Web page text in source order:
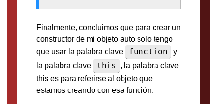
Finalmente, concluimos que para crear un
constructor de mi objeto auto solo tengo
que usar la palabra clave
function
y
la palabra clave
this
, la palabra clave
this es para referirse al objeto que
estamos creando con esa función.